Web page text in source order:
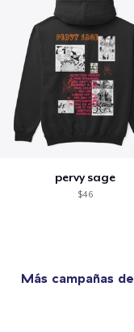
pervy sage
$46
Más campañas de